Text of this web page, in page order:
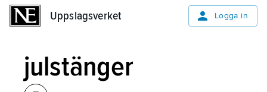
Uppslagsverket Logga in
julstänger